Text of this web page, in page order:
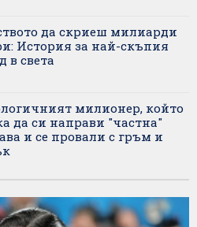
да скриеш милиарди
История за най-скъпия
в света
милионер, който
да си направи "частна"
и се провали с гръм и